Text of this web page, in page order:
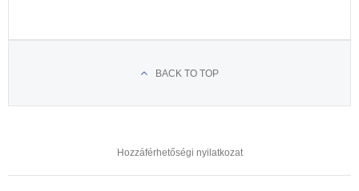
BACK TO TOP
Hozzáférhetőségi nyilatkozat